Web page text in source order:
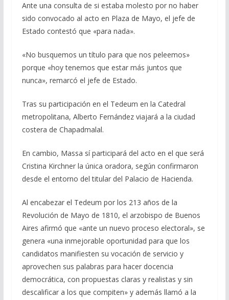
Ante una consulta de si estaba molesto por no haber
sido convocado al acto en Plaza de Mayo, el jefe de
Estado contestó que «para nada».
«No busquemos un título para que nos peleemos»
porque «hoy tenemos que estar más juntos que
nunca», remarcó el jefe de Estado.
Tras su participación en el Tedeum en la Catedral
metropolitana, Alberto Fernández viajará a la ciudad
costera de Chapadmalal.
En cambio, Massa sí participará del acto en el que será
Cristina Kirchner la única oradora, según confirmaron
desde el entorno del titular del Palacio de Hacienda.
Al encabezar el Tedeum por los 213 años de la
Revolución de Mayo de 1810, el arzobispo de Buenos
Aires afirmó que «ante un nuevo proceso electoral», se
genera «una inmejorable oportunidad para que los
candidatos manifiesten su vocación de servicio y
aprovechen sus palabras para hacer docencia
democrática, con propuestas claras y realistas y sin
descalificar a los que compiten» y además llamó a la